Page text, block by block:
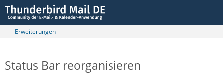
Erweiterungen
Status Bar reorganisieren